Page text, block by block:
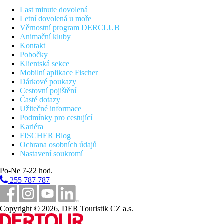
obchod se suvenýry
bazén (lehátka a slunečníky zdarma)
skluzavky
dětské hřiště
miniklub
Popis pláže
písečná
lehátka a slunečníky zdarma
Sportovní aktivity zdarma
animační programy
večerní programy
stolní tenis
šipky
volejbal
vodní sporty na pláži
masáže
kulečník
tenis
Strava
Last minute dovolená
Letní dovolená u moře
Věrnostní program DERCLUB
Animační kluby
Kontakt
Pobočky
Klientská sekce
Mobilní aplikace Fischer
Dárkové poukazy
Cestovní pojištění
Časté dotazy
Užitečné informace
Podmínky pro cestující
Kariéra
FISCHER Blog
Ochrana osobních údajů
Nastavení soukromí
Po-Ne 7-22 hod.
255 787 787
Copyright © 2026, DER Touristik CZ a.s.